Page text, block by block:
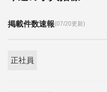
掲載件数速報(07/20更新)
正社員